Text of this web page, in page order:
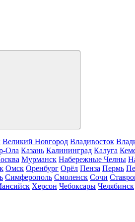
Великий Новгород Владивосток
Ола Казань Калининград Калуга
Мурманск Набережные Челны
Омск Оренбург Орёл Пенза Пермь
Симферополь Смоленск Сочи
Херсон Чебоксары Челябинск